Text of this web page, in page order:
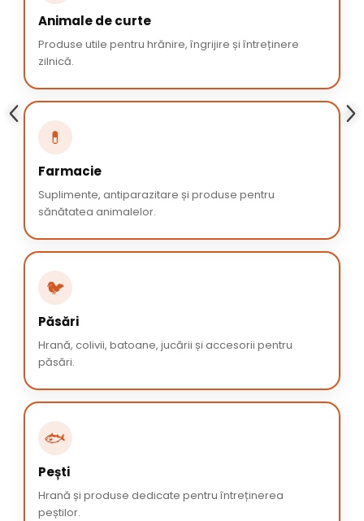
Animale de curte
Produse utile pentru hrănire, îngrijire și întreținere
zilnică.
💊
Farmacie
Suplimente, antiparazitare și produse pentru
sănătatea animalelor.
🐦
Păsări
Hrană, colivii, batoane, jucării și accesorii pentru
păsări.
🐟
Pești
Hrană și produse dedicate pentru întreținerea
peștilor.